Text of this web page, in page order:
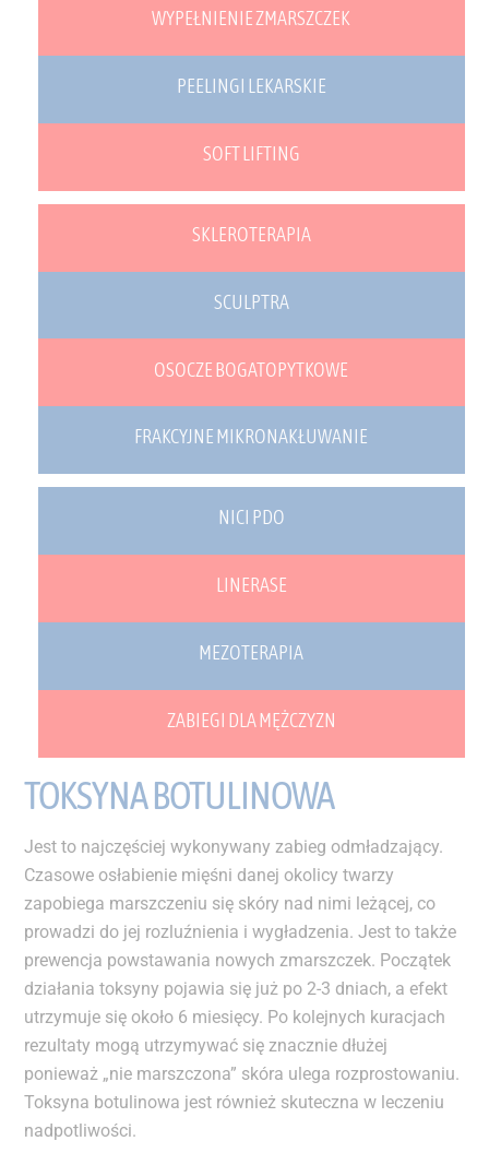
WYPEŁNIENIE ZMARSZCZEK
PEELINGI LEKARSKIE
SOFT LIFTING
SKLEROTERAPIA
SCULPTRA
OSOCZE BOGATOPYTKOWE
FRAKCYJNE MIKRONAKŁUWANIE
NICI PDO
LINERASE
MEZOTERAPIA
ZABIEGI DLA MĘŻCZYZN
TOKSYNA BOTULINOWA
Jest to najczęściej wykonywany zabieg odmładzający.
Czasowe osłabienie mięśni danej okolicy twarzy
zapobiega marszczeniu się skóry nad nimi leżącej, co
prowadzi do jej rozluźnienia i wygładzenia. Jest to także
prewencja powstawania nowych zmarszczek. Początek
działania toksyny pojawia się już po 2-3 dniach, a efekt
utrzymuje się około 6 miesięcy. Po kolejnych kuracjach
rezultaty mogą utrzymywać się znacznie dłużej
ponieważ „nie marszczona” skóra ulega rozprostowaniu.
Toksyna botulinowa jest również skuteczna w leczeniu
nadpotliwości.